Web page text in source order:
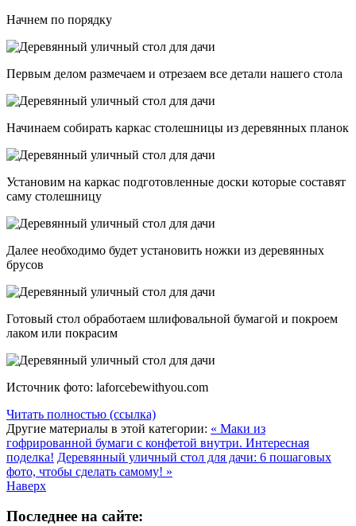
Начнем по порядку
Первым делом размечаем и отрезаем все детали нашего стола
Начинаем собирать каркас столешницы из деревянных планок
Установим на каркас подготовленные доски которые составят
саму столешницу
Далее необходимо будет установить ножки из деревянных
брусов
Готовый стол обработаем шлифовальной бумагой и покроем
лаком или покрасим
Источник фото: laforcebewithyou.com
Читать полностью (ссылка)
Другие материалы в этой категории: « Маки из
гофрированной бумаги с конфетой внутри. Интересная
поделка! Деревянный уличный стол для дачи: 6 пошаговых
фото, чтобы сделать самому! »
Наверх
Последнее на сайте: